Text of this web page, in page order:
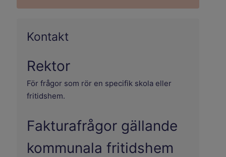
Kontakt
Rektor
För frågor som rör en specifik skola eller
fritidshem.
Fakturafrågor gällande
kommunala fritidshem